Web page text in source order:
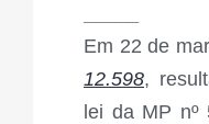
Em 22 de
12.598,
lei da MP nº